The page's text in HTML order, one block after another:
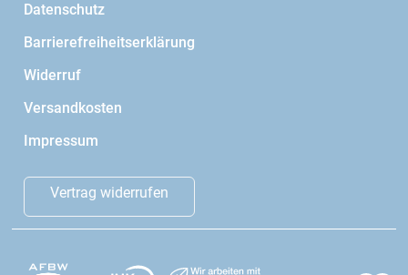
Datenschutz
Barrierefreiheitserklärung
Widerruf
Versandkosten
Impressum
Vertrag widerrufen